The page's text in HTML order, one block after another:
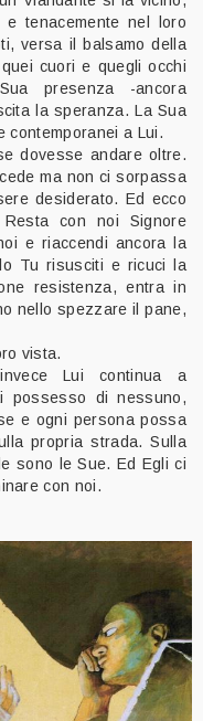
e tenacemente nel loro
versa il balsamo della
cuori e quegli occhi
presenza -ancora
la speranza. La Sua
contemporanei a Lui.
dovesse andare oltre.
ma non ci sorpassa
desiderato. Ed ecco
con noi Signore
e riaccendi ancora la
Tu risusciti e ricuci la
resistenza, entra in
nello spezzare il pane,
vista.
Lui continua a
possesso di nessuno,
e ogni persona possa
propria strada. Sulla
sono le Sue. Ed Egli ci
con noi.